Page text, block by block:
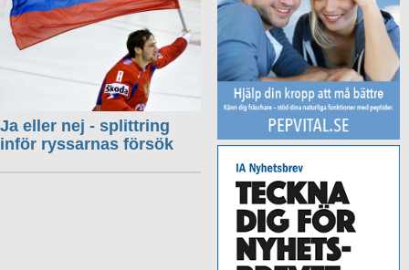
Ja eller nej - splittring
inför ryssarnas försök